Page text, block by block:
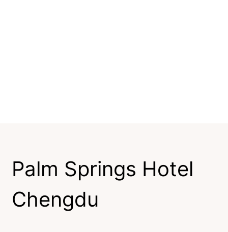
Palm Springs Hotel
Chengdu